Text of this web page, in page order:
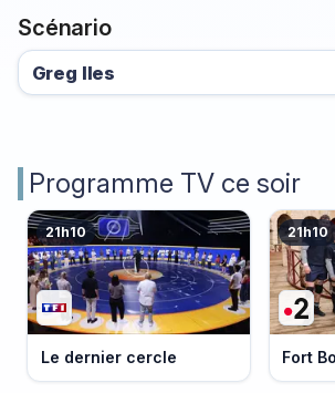
Scénario
Greg Iles
Programme TV ce soir
21h10
Le dernier cercle
21h10
Fort